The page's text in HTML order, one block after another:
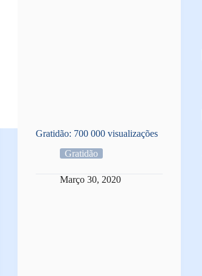
Gratidão: 700 000 visualizações
Gratidão
Março 30, 2020